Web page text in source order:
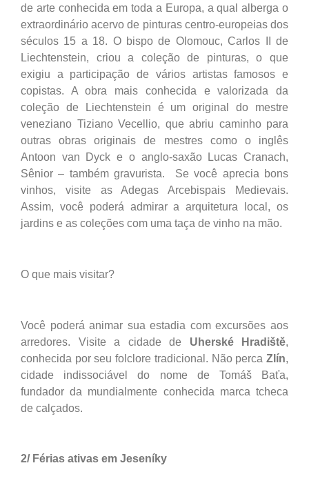
de arte conhecida em toda a Europa, a qual alberga o
extraordinário acervo de pinturas centro-europeias dos
séculos 15 a 18. O bispo de Olomouc, Carlos II de
Liechtenstein, criou a coleção de pinturas, o que
exigiu a participação de vários artistas famosos e
copistas. A obra mais conhecida e valorizada da
coleção de Liechtenstein é um original do mestre
veneziano Tiziano Vecellio, que abriu caminho para
outras obras originais de mestres como o inglês
Antoon van Dyck e o anglo-saxão Lucas Cranach,
Sênior – também gravurista. Se você aprecia bons
vinhos, visite as Adegas Arcebispais Medievais.
Assim, você poderá admirar a arquitetura local, os
jardins e as coleções com uma taça de vinho na mão.
O que mais visitar?
Você poderá animar sua estadia com excursões aos
arredores. Visite a cidade de Uherské Hradiště,
conhecida por seu folclore tradicional. Não perca Zlín,
cidade indissociável do nome de Tomáš Baťa,
fundador da mundialmente conhecida marca tcheca
de calçados.
2/ Férias ativas em Jeseníky